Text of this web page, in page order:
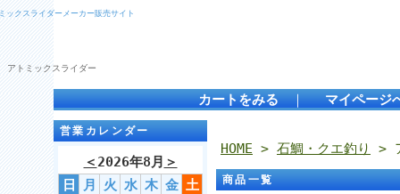
ックスライダーメーカー販売サイト
トミックスライダー
カートをみる ｜ マイページ
営業カレンダー
＜2026年8月 ＞
日
月 火 水 木 金 土
HOME > 石鯛・クエ釣り >
商品一覧